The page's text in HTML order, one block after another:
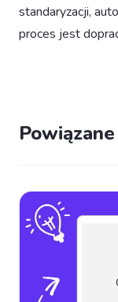
standaryzacji,
proces jest